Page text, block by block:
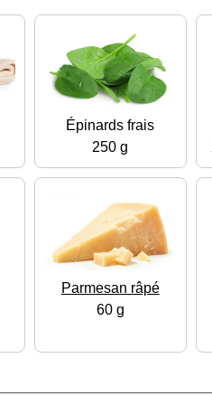
Épinards frais
250 g
Parmesan râpé
60 g